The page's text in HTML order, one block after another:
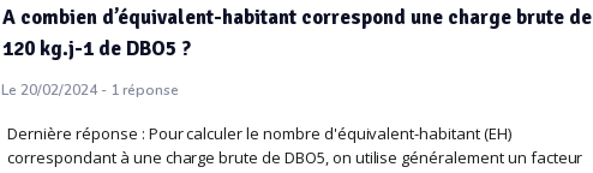
A combien d’équivalent-habitant correspond une charge brute de
120 kg.j-1 de DBO5 ?
Le 20/02/2024 - 1réponse
Dernière réponse : Pour calculer le nombre d'équivalent-habitant (EH)
correspondant à une charge brute de DBO5, on utilise généralement un facteur